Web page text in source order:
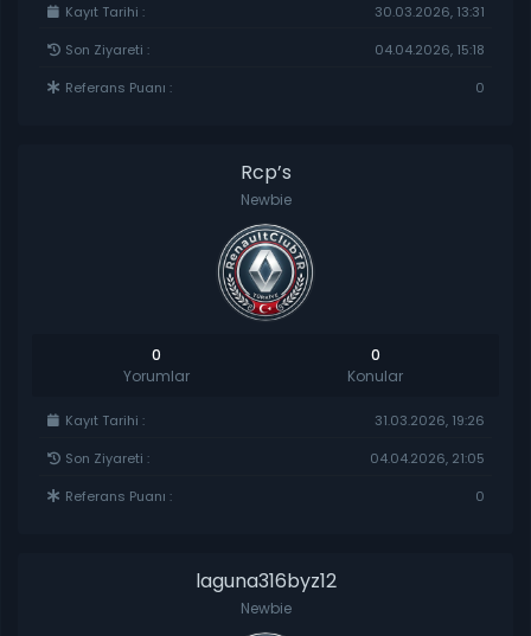
Kayıt Tarihi : 30.03.2026, 13:31
Son Ziyareti : 04.04.2026, 15:18
Referans Puanı : 0
Rcp’s
Newbie
0
Yorumlar
0
Konular
Kayıt Tarihi : 31.03.2026, 19:26
Son Ziyareti : 04.04.2026, 21:05
Referans Puanı : 0
laguna316byz12
Newbie